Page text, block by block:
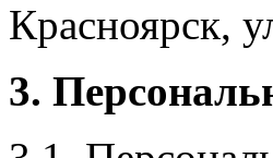
Красноярск,
3.